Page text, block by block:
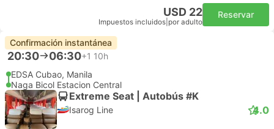
USD 22
Impuestos incluidos por adulto
Reservar
Confirmación instantánea
20:30 06:30+1 10h
EDSA Cubao, Manila
Naga Bicol Estacion Central
Extreme Seat | Autobús #K
Isarog Line 4.0